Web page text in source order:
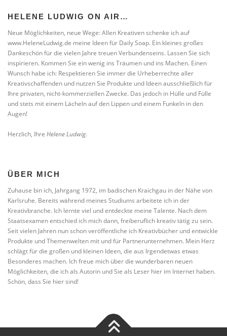
HELENE LUDWIG ON AIR…
Neue Möglichkeiten, neue Wege: Allen Kreativen schenke ich auf
www.HeleneLudwig.de meine Ideen für Daily Soap. Ein kleines großes
Dankeschön für die vielen Jahre treuen Verbundenseins. Lassen Sie sich
inspirieren. Kommen Sie ein wenig ins Träumen und ins Machen. Einen
Wunsch habe ich: Respektieren Sie immer die Urheberrechte aller
Kreativschaffenden und nutzen Sie Produkte und Ideen ausschließlich für
Ihre privaten, nicht-kommerziellen Zwecke. Das jedoch in Hülle und Fülle
und stets mit einem Lächeln auf den Lippen und einem Funkeln in den
Augen!
Herzlich, Ihre Helene Ludwig.
ÜBER MICH
Zuhause bin ich, Jahrgang 1972, im badischen Kraichgau in der Nähe von
Karlsruhe. Bereits während meines Studiums arbeitete ich in der
Kreativbranche. Ich lernte viel und entdeckte meine Talente. Nach dem
Staatsexamen entschied ich mich dann, freiberuflich kreativ tätig zu sein.
Seit vielen Jahren nun schon veröffentliche ich Kreativbücher und entwickle
Produkte und Themenwelten mit und für Partnerunternehmen. Mein Herz
schlägt für die großen und kleinen Ideen, die aus Irgendetwas etwas
Besonderes machen. Ich freue mich über die wunderbaren neuen
Möglichkeiten, die ich als Autorin und Sie als Leser hier im Internet haben.
Schön, dass Sie hier sind!